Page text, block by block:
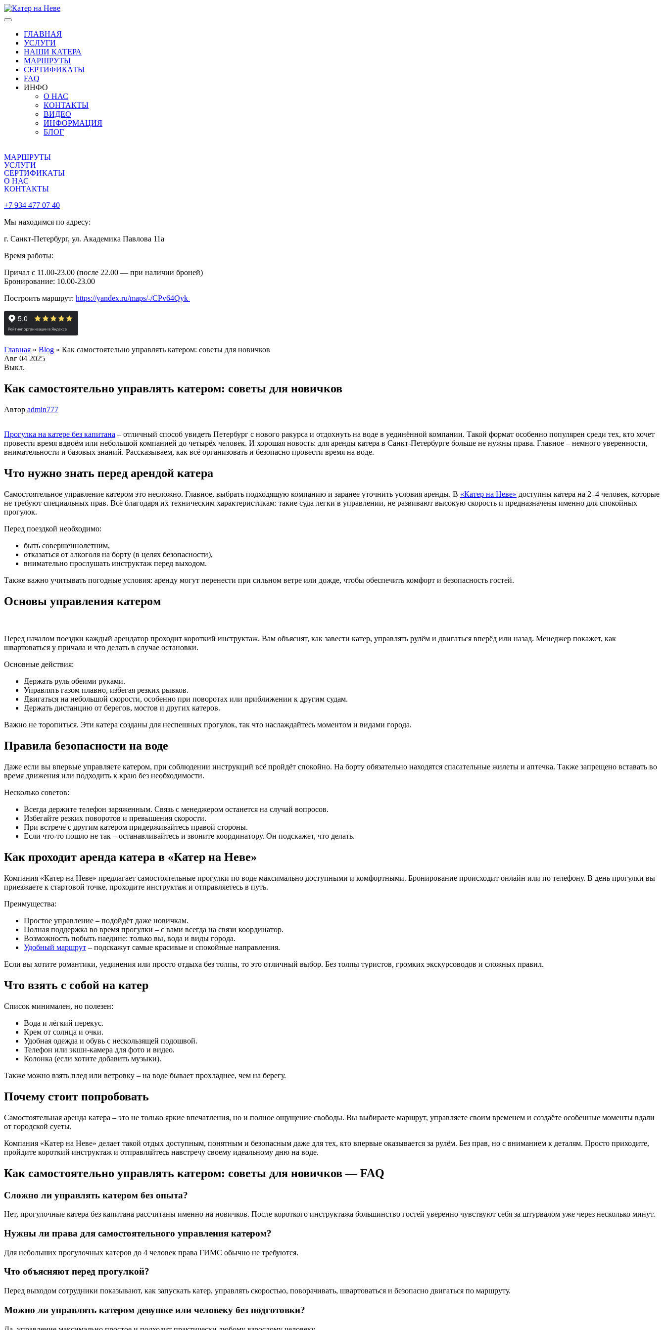
Skip
to
contentГЛАВНАЯ
УСЛУГИ
НАШИ КАТЕРА
МАРШРУТЫ
СЕРТИФИКАТЫ
FAQ
ИНФО
О НАС
КОНТАКТЫ
ВИДЕО
ИНФОРМАЦИЯ
БЛОГ
МАРШРУТЫ
УСЛУГИ
СЕРТИФИКАТЫ
О НАС
КОНТАКТЫ
+7 934 477 07 40
Мы находимся по адресу:
г. Санкт-Петербург, ул. Академика Павлова 11а
Время работы:
Причал с 11.00-23.00 (после 22.00 — при наличии броней)
Бронирование: 10.00-23.00
Построить маршрут: https://yandex.ru/maps/-/CPv64Qyk
Главная » Blog » Как самостоятельно управлять катером: советы для новичков
Авг 04 2025
Выкл.
Как самостоятельно управлять катером: советы для новичков
Автор admin777
Прогулка на катере без капитана – отличный способ увидеть Петербург с нового ракурса и отдохнуть на воде в уединённой компании. Такой формат особенно популярен среди тех, кто хочет
провести время вдвоём или небольшой компанией до четырёх человек. И хорошая новость: для аренды катера в Санкт-Петербурге больше не нужны права. Главное – немного уверенности,
внимательности и базовых знаний. Рассказываем, как всё организовать и безопасно провести время на воде.
Что нужно знать перед арендой катера
Самостоятельное управление катером это несложно. Главное, выбрать подходящую компанию и заранее уточнить условия аренды. В «Катер на Неве» доступны катера на 2–4 человек, которые
не требуют специальных прав. Всё благодаря их техническим характеристикам: такие суда легки в управлении, не развивают высокую скорость и предназначены именно для спокойных
прогулок.
Перед поездкой необходимо:
быть совершеннолетним,
отказаться от алкоголя на борту (в целях безопасности),
внимательно прослушать инструктаж перед выходом.
Также важно учитывать погодные условия: аренду могут перенести при сильном ветре или дожде, чтобы обеспечить комфорт и безопасность гостей.
Основы управления катером
Перед началом поездки каждый арендатор проходит короткий инструктаж. Вам объяснят, как завести катер, управлять рулём и двигаться вперёд или назад. Менеджер покажет, как
швартоваться у причала и что делать в случае остановки.
Основные действия:
Держать руль обеими руками.
Управлять газом плавно, избегая резких рывков.
Двигаться на небольшой скорости, особенно при поворотах или приближении к другим судам.
Держать дистанцию от берегов, мостов и других катеров.
Важно не торопиться. Эти катера созданы для неспешных прогулок, так что наслаждайтесь моментом и видами города.
Правила безопасности на воде
Даже если вы впервые управляете катером, при соблюдении инструкций всё пройдёт спокойно. На борту обязательно находятся спасательные жилеты и аптечка. Также запрещено вставать во
время движения или подходить к краю без необходимости.
Несколько советов:
Всегда держите телефон заряженным. Связь с менеджером останется на случай вопросов.
Избегайте резких поворотов и превышения скорости.
При встрече с другим катером придерживайтесь правой стороны.
Если что-то пошло не так – останавливайтесь и звоните координатору. Он подскажет, что делать.
Как проходит аренда катера в «Катер на Неве»
Компания «Катер на Неве» предлагает самостоятельные прогулки по воде максимально доступными и комфортными. Бронирование происходит онлайн или по телефону. В день прогулки вы
приезжаете к стартовой точке, проходите инструктаж и отправляетесь в путь.
Преимущества:
Простое управление – подойдёт даже новичкам.
Полная поддержка во время прогулки – с вами всегда на связи координатор.
Возможность побыть наедине: только вы, вода и виды города.
Удобный маршрут – подскажут самые красивые и спокойные направления.
Если вы хотите романтики, уединения или просто отдыха без толпы, то это отличный выбор. Без толпы туристов, громких экскурсоводов и сложных правил.
Что взять с собой на катер
Список минимален, но полезен:
Вода и лёгкий перекус.
Крем от солнца и очки.
Удобная одежда и обувь с нескользящей подошвой.
Телефон или экшн-камера для фото и видео.
Колонка (если хотите добавить музыки).
Также можно взять плед или ветровку – на воде бывает прохладнее, чем на берегу.
Почему стоит попробовать
Самостоятельная аренда катера – это не только яркие впечатления, но и полное ощущение свободы. Вы выбираете маршрут, управляете своим временем и создаёте особенные моменты вдали
от городской суеты.
Компания «Катер на Неве» делает такой отдых доступным, понятным и безопасным даже для тех, кто впервые оказывается за рулём. Без прав, но с вниманием к деталям. Просто приходите,
пройдите короткий инструктаж и отправляйтесь навстречу своему идеальному дню на воде.
Как самостоятельно управлять катером: советы для новичков — FAQ
Сложно ли управлять катером без опыта?
Нет, прогулочные катера без капитана рассчитаны именно на новичков. После короткого инструктажа большинство гостей уверенно чувствуют себя за штурвалом уже через несколько минут.
Нужны ли права для самостоятельного управления катером?
Для небольших прогулочных катеров до 4 человек права ГИМС обычно не требуются.
Что объясняют перед прогулкой?
Перед выходом сотрудники показывают, как запускать катер, управлять скоростью, поворачивать, швартоваться и безопасно двигаться по маршруту.
Можно ли управлять катером девушке или человеку без подготовки?